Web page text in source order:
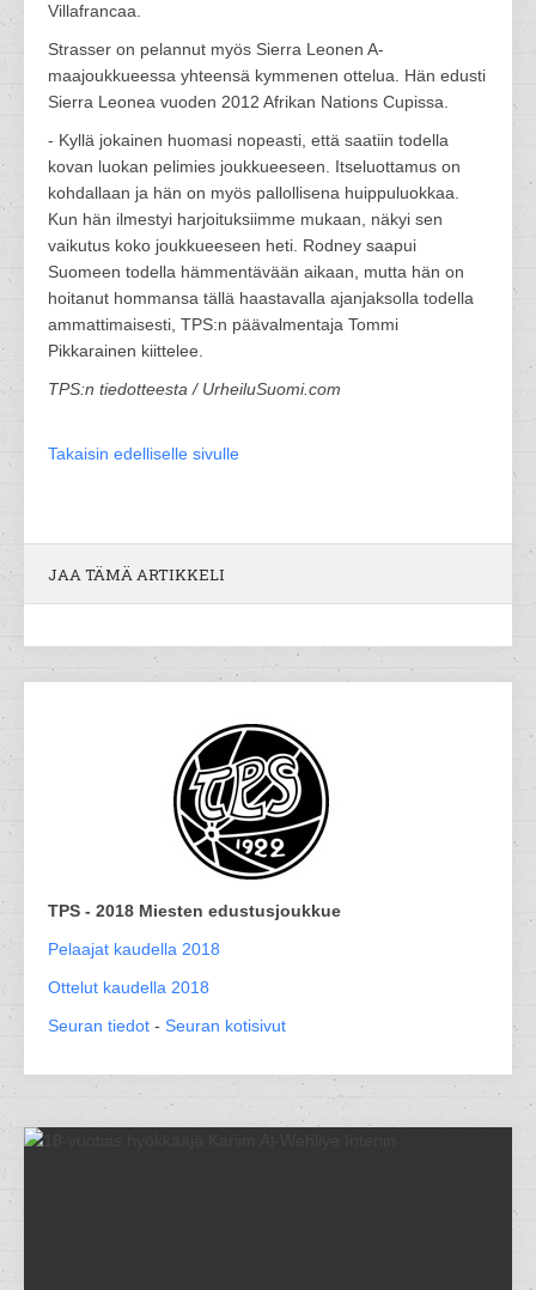
Villafrancaa.
Strasser on pelannut myös Sierra Leonen A-
maajoukkueessa yhteensä kymmenen ottelua. Hän edusti
Sierra Leonea vuoden 2012 Afrikan Nations Cupissa.
- Kyllä jokainen huomasi nopeasti, että saatiin todella
kovan luokan pelimies joukkueeseen. Itseluottamus on
kohdallaan ja hän on myös pallollisena huippuluokkaa.
Kun hän ilmestyi harjoituksiimme mukaan, näkyi sen
vaikutus koko joukkueeseen heti. Rodney saapui
Suomeen todella hämmentävään aikaan, mutta hän on
hoitanut hommansa tällä haastavalla ajanjaksolla todella
ammattimaisesti, TPS:n päävalmentaja Tommi
Pikkarainen kiittelee.
TPS:n tiedotteesta / UrheiluSuomi.com
Takaisin edelliselle sivulle
JAA TÄMÄ ARTIKKELI
TPS - 2018 Miesten edustusjoukkue
Pelaajat kaudella 2018
Ottelut kaudella 2018
Seuran tiedot - Seuran kotisivut